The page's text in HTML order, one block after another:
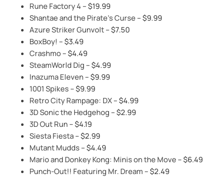
Rune Factory 4– $19.99
Shantae and the Pirate’s Curse– $9.99
Azure Striker Gunvolt– $7.50
BoxBoy! – $3.49
Crashmo– $4.49
SteamWorld Dig – $4.99
Inazuma Eleven– $9.99
1001 Spikes– $9.99
Retro City Rampage: DX– $4.99
3D Sonic the Hedgehog – $2.99
3D Out Run– $4.19
Siesta Fiesta– $2.99
Mutant Mudds– $4.49
Mario and Donkey Kong: Minis on the Move– $6.49
Punch-Out!! Featuring Mr. Dream – $2.49